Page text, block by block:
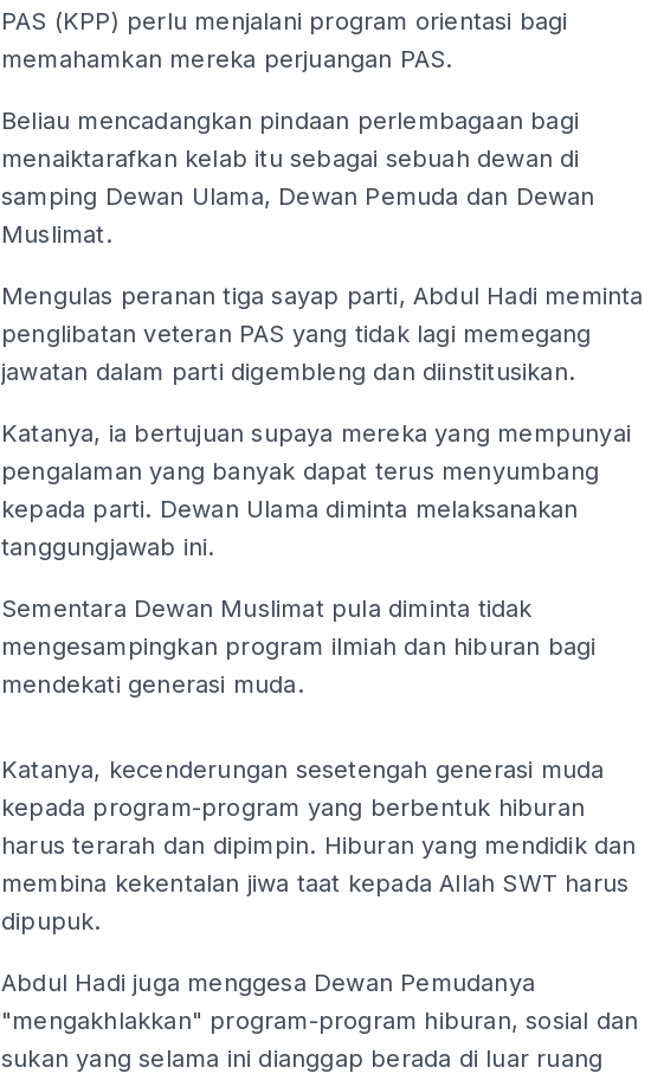
PAS (KPP) perlu menjalani program orientasi bagi
memahamkan mereka perjuangan PAS.
Beliau mencadangkan pindaan perlembagaan bagi
menaiktarafkan kelab itu sebagai sebuah dewan di
samping Dewan Ulama, Dewan Pemuda dan Dewan
Muslimat.
Mengulas peranan tiga sayap parti, Abdul Hadi meminta
penglibatan veteran PAS yang tidak lagi memegang
jawatan dalam parti digembleng dan diinstitusikan.
Katanya, ia bertujuan supaya mereka yang mempunyai
pengalaman yang banyak dapat terus menyumbang
kepada parti. Dewan Ulama diminta melaksanakan
tanggungjawab ini.
Sementara Dewan Muslimat pula diminta tidak
mengesampingkan program ilmiah dan hiburan bagi
mendekati generasi muda.
Katanya, kecenderungan sesetengah generasi muda
kepada program-program yang berbentuk hiburan
harus terarah dan dipimpin. Hiburan yang mendidik dan
membina kekentalan jiwa taat kepada Allah SWT harus
dipupuk.
Abdul Hadi juga menggesa Dewan Pemudanya
"mengakhlakkan" program-program hiburan, sosial dan
sukan yang selama ini dianggap berada di luar ruang